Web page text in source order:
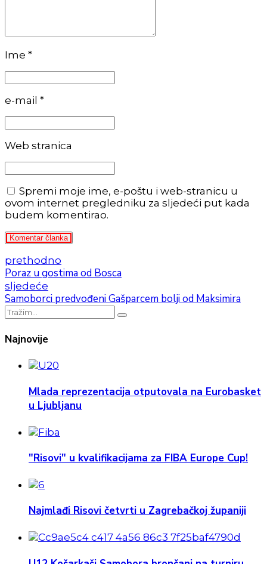
Ime *
e-mail *
Web stranica
Spremi moje ime, e-poštu i web-stranicu u
ovom internet pregledniku za sljedeći put kada
budem komentirao.
Komentar članka
prethodno
Poraz u gostima od Bosca
sljedeće
Samoborci predvođeni Gašparcem bolji od Maksimira
Najnovije
Mlada reprezentacija otputovala na Eurobasket
u Ljubljanu
"Risovi" u kvalifikacijama za FIBA Europe Cup!
Najmlađi Risovi četvrti u Zagrebačkoj županiji